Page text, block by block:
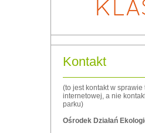
Kontakt
(to jest kontakt w sprawie
internetowej, a nie
parku)
Ośrodek Działań